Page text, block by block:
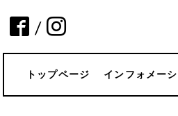
/
トップページ インフォメー